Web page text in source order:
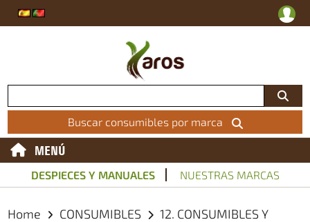
Buscar consumibles por marca
MENÚ
DESPIECES Y MANUALES NUESTRAS MARCAS
Home CONSUMIBLES
12. CONSUMIBLES Y